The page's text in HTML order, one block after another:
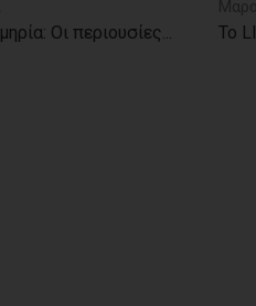
Οι περιουσίες... Το